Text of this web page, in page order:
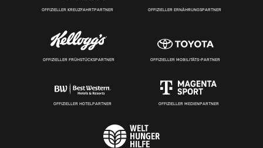
OFFIZIELLER KREUZFAHRTPARTNER OFFIZIELLER ERNÄHRUNGSPARTNER
OFFIZIELLER FRÜHSTÜCKSPARTNER OFFIZIELLER MOBILITÄTS-PARTNER
OFFIZIELLER HOTELPARTNER OFFIZIELLER MEDIENPARTNER